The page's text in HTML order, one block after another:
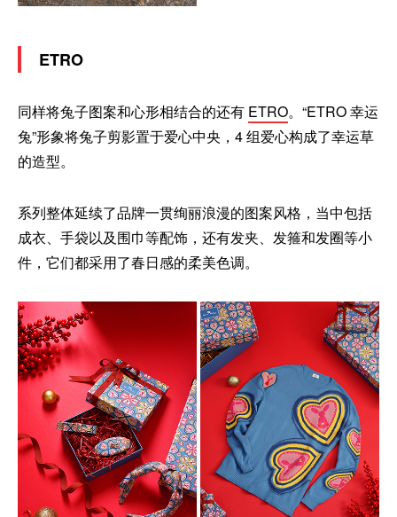
ETRO
同样将兔子图案和心形相结合的还有 ETRO。“ETRO 幸运
兔”形象将兔子剪影置于爱心中央，4 组爱心构成了幸运草
的造型。
系列整体延续了品牌一贯绚丽浪漫的图案风格，当中包括
成衣、手袋以及围巾等配饰，还有发夹、发箍和发圈等小
件，它们都采用了春日感的柔美色调。